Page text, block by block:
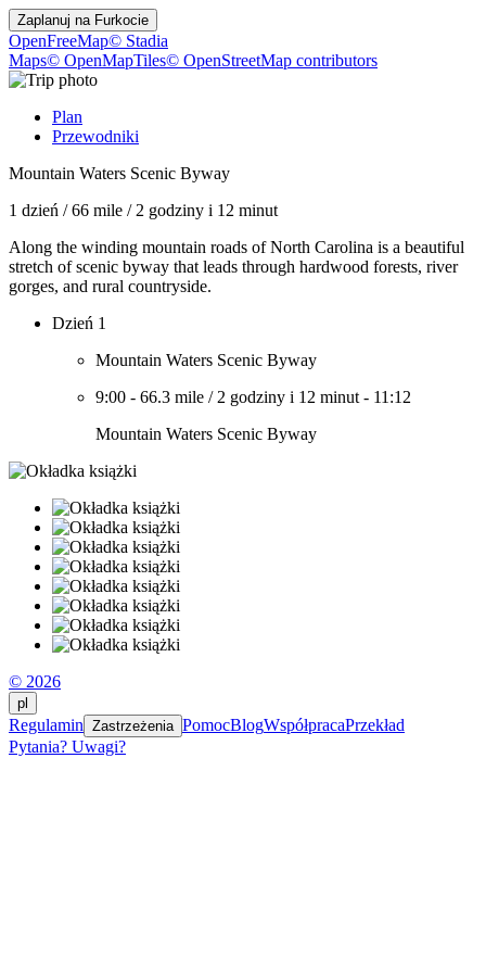
Zaplanuj na Furkocie
OpenFreeMap© Stadia
Maps© OpenMapTiles© OpenStreetMap contributors
Plan
Przewodniki
Mountain Waters Scenic Byway
1 dzień /66 mile / 2 godziny i 12 minut
Along the winding mountain roads of North Carolina is a beautiful
stretch of scenic byway that leads through hardwood forests, river
gorges, and rural countryside.
Dzień 1
Mountain Waters Scenic Byway
9:00 - 66.3 mile / 2 godziny i 12 minut - 11:12
Mountain Waters Scenic Byway
© 2026
pl
Regulamin Zastrzeżenia PomocBlogWspółpracaPrzekład
Pytania? Uwagi?